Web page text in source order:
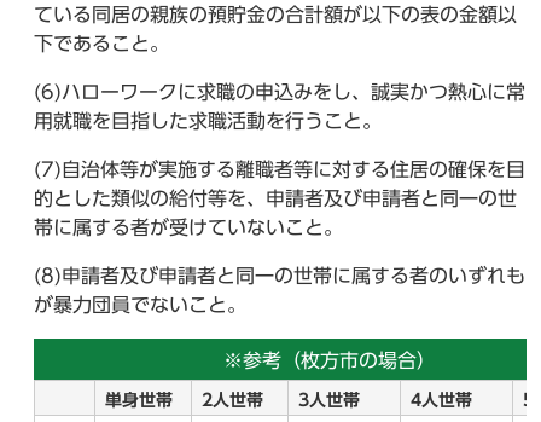
ている同居の親族の預貯金の合計額が以下の表の金額以
下であること。
(6)ハローワークに求職の申込みをし、誠実かつ熱心に常
用就職を目指した求職活動を行うこと。
(7)自治体等が実施する離職者等に対する住居の確保を目
的とした類似の給付等を、申請者及び申請者と同一の世
帯に属する者が受けていないこと。
(8)申請者及び申請者と同一の世帯に属する者のいずれも
が暴力団員でないこと。
※参考（枚方市の場合）
単身世帯 2人世帯 3人世帯 4人世帯 5